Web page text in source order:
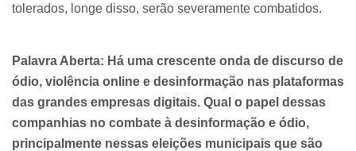
tolerados, longe disso, serão severamente combatidos.
Palavra Aberta: Há uma crescente onda de discurso de
ódio, violência online e desinformação nas plataformas
das grandes empresas digitais. Qual o papel dessas
companhias no combate à desinformação e ódio,
principalmente nessas eleições municipais que são